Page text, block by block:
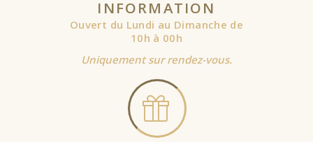
INFORMATION
Ouvert du Lundi au Dimanche de
10h à 00h
Uniquement sur rendez-vous.